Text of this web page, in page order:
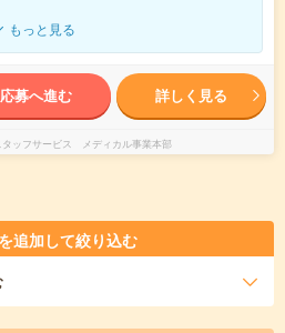
もっと見る
応募へ進む 詳しく見る
タッフサービス メディカル事業本部
追加して絞り込む